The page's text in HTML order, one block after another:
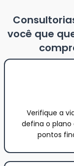
você que
Verifique a
defina o
pontos